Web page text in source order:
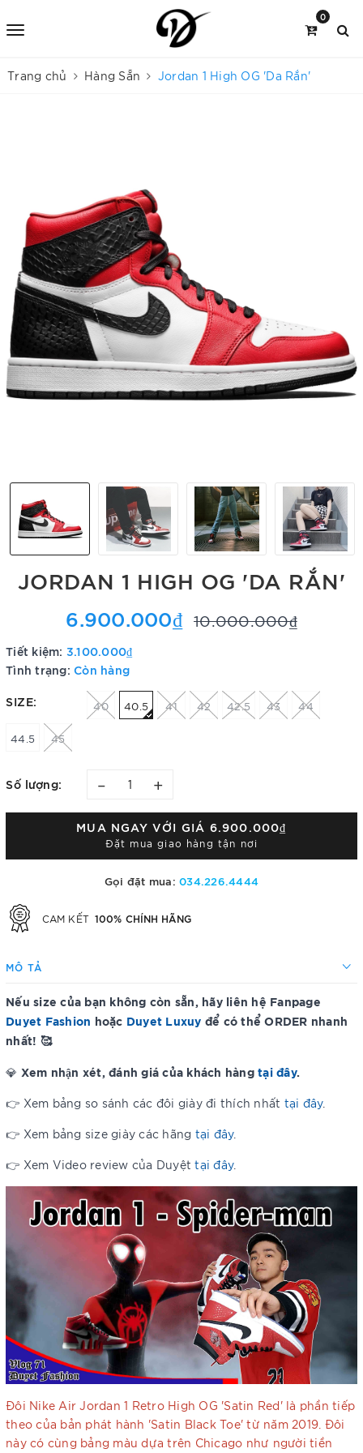
0
Trang chủ Hàng Sẵn Jordan 1 High OG 'Da Rắn'
JORDAN 1 HIGH OG 'DA RẮN'
6.900.000₫ 10.000.000₫
Tiết kiệm: 3.100.000₫
Tình trạng: Còn hàng
SIZE: 40 40.5 41 42 42.5 43 44
44.5 45
Số lượng: – +
MUA NGAY VỚI GIÁ 6.900.000₫
Đặt mua giao hàng tận nơi
Gọi đặt mua:034.226.4444
CAM KẾT 100% CHÍNH HÃNG
MÔ TẢ
Nếu size của bạn không còn sẵn, hãy liên hệ Fanpage
Duyet Fashion hoặc Duyet Luxuy để có thể ORDER nhanh
nhất! 🥰
💎 Xem nhận xét, đánh giá của khách hàng tại đây.
👉 Xem bảng so sánh các đôi giày đi thích nhất tại đây.
👉 Xem bảng size giày các hãng tại đây.
👉 Xem Video review của Duyệttại đây.
Đôi Nike Air Jordan 1 Retro High OG 'Satin Red' là phần tiếp
theo của bản phát hành 'Satin Black Toe' từ năm 2019. Đôi
này có cùng bảng màu dựa trên Chicago như người tiền